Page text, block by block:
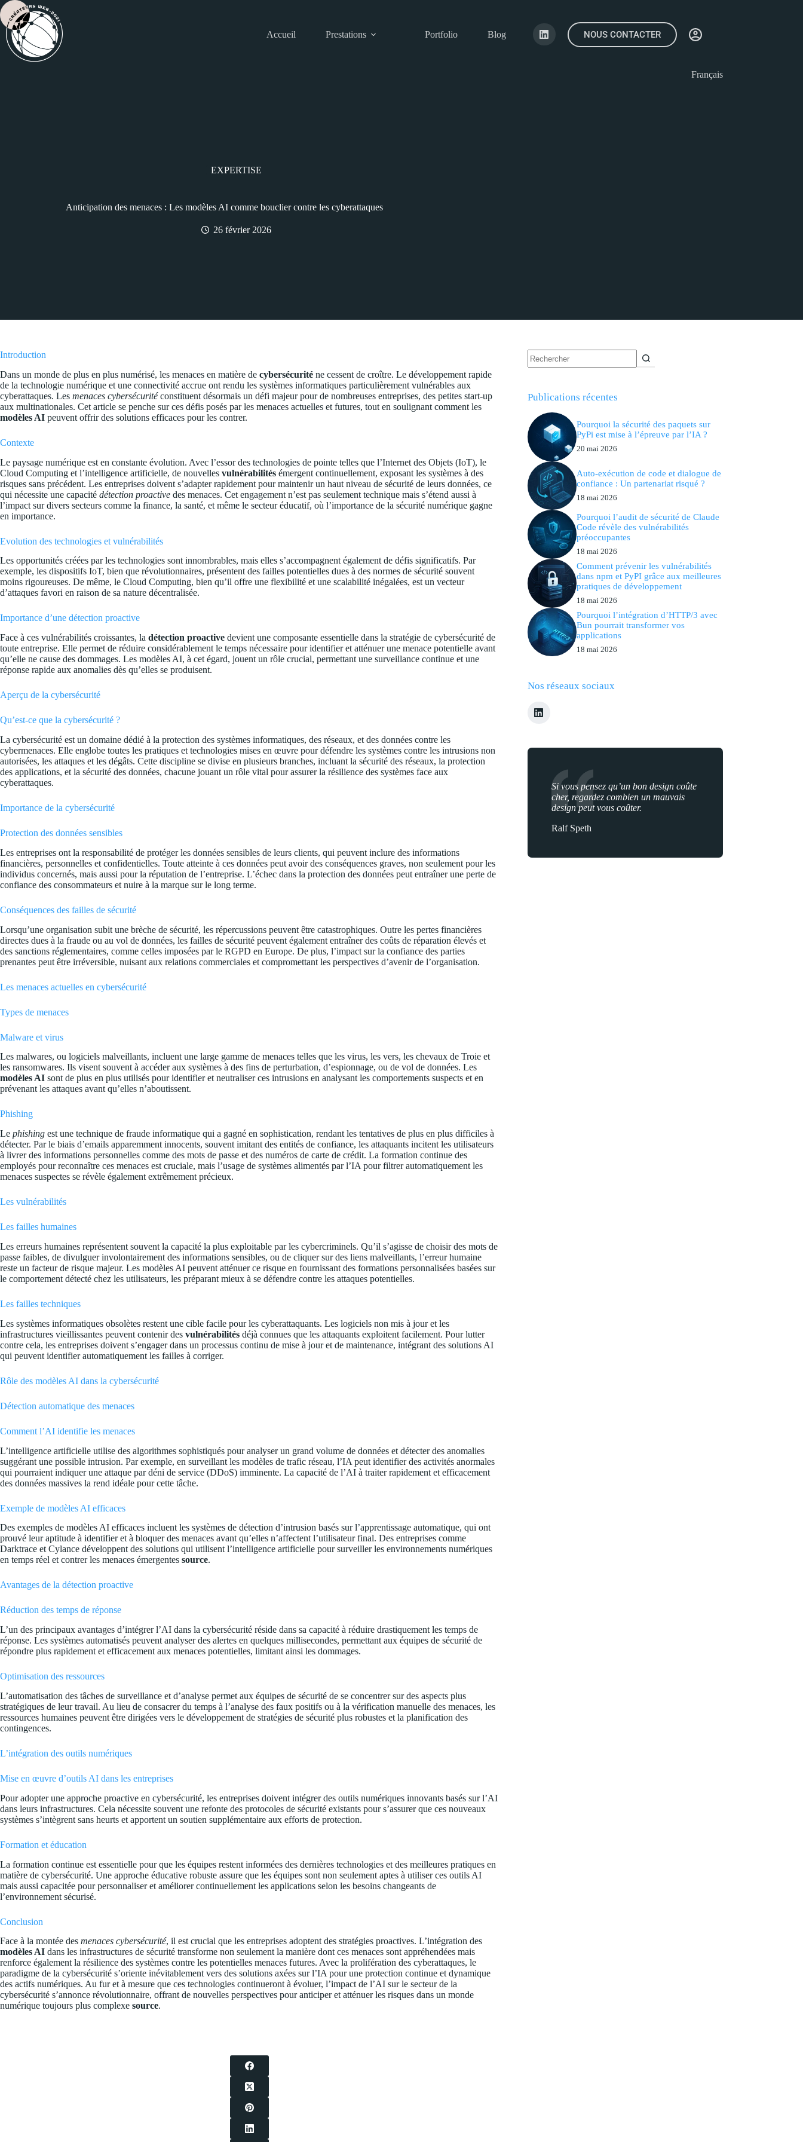
Accueil Prestations Portfolio Blog NOUS CONTACTER
Français
EXPERTISE
Anticipation des menaces : Les modèles AI comme bouclier contre les cyberattaques
26 février 2026
Introduction
Dans un monde de plus en plus numérisé, les menaces en matière de cybersécurité ne cessent de croître. Le développement rapide
de la technologie numérique et une connectivité accrue ont rendu les systèmes informatiques particulièrement vulnérables aux
cyberattaques. Les menaces cybersécuritéconstituent désormais un défi majeur pour de nombreuses entreprises, des petites start-up
aux multinationales. Cet article se penche sur ces défis posés par les menaces actuelles et futures, tout en soulignant comment les
modèles AI peuvent offrir des solutions efficaces pour les contrer.
Contexte
Le paysage numérique est en constante évolution. Avec l’essor des technologies de pointe telles que l’Internet des Objets (IoT), le
Cloud Computing et l’intelligence artificielle, de nouvelles vulnérabilités émergent continuellement, exposant les systèmes à des
risques sans précédent. Les entreprises doivent s’adapter rapidement pour maintenir un haut niveau de sécurité de leurs données, ce
qui nécessite une capacité détection proactive des menaces. Cet engagement n’est pas seulement technique mais s’étend aussi à
l’impact sur divers secteurs comme la finance, la santé, et même le secteur éducatif, où l’importance de la sécurité numérique gagne
en importance.
Evolution des technologies et vulnérabilités
Les opportunités créées par les technologies sont innombrables, mais elles s’accompagnent également de défis significatifs. Par
exemple, les dispositifs IoT, bien que révolutionnaires, présentent des failles potentielles dues à des normes de sécurité souvent
moins rigoureuses. De même, le Cloud Computing, bien qu’il offre une flexibilité et une scalabilité inégalées, est un vecteur
d’attaques favori en raison de sa nature décentralisée.
Importance d’une détection proactive
Face à ces vulnérabilités croissantes, la détection proactive devient une composante essentielle dans la stratégie de cybersécurité de
toute entreprise. Elle permet de réduire considérablement le temps nécessaire pour identifier et atténuer une menace potentielle avant
qu’elle ne cause des dommages. Les modèles AI, à cet égard, jouent un rôle crucial, permettant une surveillance continue et une
réponse rapide aux anomalies dès qu’elles se produisent.
Aperçu de la cybersécurité
Qu’est-ce que la cybersécurité ?
La cybersécurité est un domaine dédié à la protection des systèmes informatiques, des réseaux, et des données contre les
cybermenaces. Elle englobe toutes les pratiques et technologies mises en œuvre pour défendre les systèmes contre les intrusions non
autorisées, les attaques et les dégâts. Cette discipline se divise en plusieurs branches, incluant la sécurité des réseaux, la protection
des applications, et la sécurité des données, chacune jouant un rôle vital pour assurer la résilience des systèmes face aux
cyberattaques.
Importance de la cybersécurité
Protection des données sensibles
Les entreprises ont la responsabilité de protéger les données sensibles de leurs clients, qui peuvent inclure des informations
financières, personnelles et confidentielles. Toute atteinte à ces données peut avoir des conséquences graves, non seulement pour les
individus concernés, mais aussi pour la réputation de l’entreprise. L’échec dans la protection des données peut entraîner une perte de
confiance des consommateurs et nuire à la marque sur le long terme.
Conséquences des failles de sécurité
Lorsqu’une organisation subit une brèche de sécurité, les répercussions peuvent être catastrophiques. Outre les pertes financières
directes dues à la fraude ou au vol de données, les failles de sécurité peuvent également entraîner des coûts de réparation élevés et
des sanctions réglementaires, comme celles imposées par le RGPD en Europe. De plus, l’impact sur la confiance des parties
prenantes peut être irréversible, nuisant aux relations commerciales et compromettant les perspectives d’avenir de l’organisation.
Les menaces actuelles en cybersécurité
Types de menaces
Malware et virus
Les malwares, ou logiciels malveillants, incluent une large gamme de menaces telles que les virus, les vers, les chevaux de Troie et
les ransomwares. Ils visent souvent à accéder aux systèmes à des fins de perturbation, d’espionnage, ou de vol de données. Les
modèles AI sont de plus en plus utilisés pour identifier et neutraliser ces intrusions en analysant les comportements suspects et en
prévenant les attaques avant qu’elles n’aboutissent.
Phishing
Le phishing est une technique de fraude informatique qui a gagné en sophistication, rendant les tentatives de plus en plus difficiles à
détecter. Par le biais d’emails apparemment innocents, souvent imitant des entités de confiance, les attaquants incitent les utilisateurs
à livrer des informations personnelles comme des mots de passe et des numéros de carte de crédit. La formation continue des
employés pour reconnaître ces menaces est cruciale, mais l’usage de systèmes alimentés par l’IA pour filtrer automatiquement les
menaces suspectes se révèle également extrêmement précieux.
Les vulnérabilités
Les failles humaines
Les erreurs humaines représentent souvent la capacité la plus exploitable par les cybercriminels. Qu’il s’agisse de choisir des mots de
passe faibles, de divulguer involontairement des informations sensibles, ou de cliquer sur des liens malveillants, l’erreur humaine
reste un facteur de risque majeur. Les modèles AI peuvent atténuer ce risque en fournissant des formations personnalisées basées sur
le comportement détecté chez les utilisateurs, les préparant mieux à se défendre contre les attaques potentielles.
Les failles techniques
Les systèmes informatiques obsolètes restent une cible facile pour les cyberattaquants. Les logiciels non mis à jour et les
infrastructures vieillissantes peuvent contenir des vulnérabilités déjà connues que les attaquants exploitent facilement. Pour lutter
contre cela, les entreprises doivent s’engager dans un processus continu de mise à jour et de maintenance, intégrant des solutions AI
qui peuvent identifier automatiquement les failles à corriger.
Rôle des modèles AI dans la cybersécurité
Détection automatique des menaces
Comment l’AI identifie les menaces
L’intelligence artificielle utilise des algorithmes sophistiqués pour analyser un grand volume de données et détecter des anomalies
suggérant une possible intrusion. Par exemple, en surveillant les modèles de trafic réseau, l’IA peut identifier des activités anormales
qui pourraient indiquer une attaque par déni de service (DDoS) imminente. La capacité de l’AI à traiter rapidement et efficacement
des données massives la rend idéale pour cette tâche.
Exemple de modèles AI efficaces
Des exemples de modèles AI efficaces incluent les systèmes de détection d’intrusion basés sur l’apprentissage automatique, qui ont
prouvé leur aptitude à identifier et à bloquer des menaces avant qu’elles n’affectent l’utilisateur final. Des entreprises comme
Darktrace et Cylance développent des solutions qui utilisent l’intelligence artificielle pour surveiller les environnements numériques
en temps réel et contrer les menaces émergentes source.
Avantages de la détection proactive
Réduction des temps de réponse
L’un des principaux avantages d’intégrer l’AI dans la cybersécurité réside dans sa capacité à réduire drastiquement les temps de
réponse. Les systèmes automatisés peuvent analyser des alertes en quelques millisecondes, permettant aux équipes de sécurité de
répondre plus rapidement et efficacement aux menaces potentielles, limitant ainsi les dommages.
Optimisation des ressources
L’automatisation des tâches de surveillance et d’analyse permet aux équipes de sécurité de se concentrer sur des aspects plus
stratégiques de leur travail. Au lieu de consacrer du temps à l’analyse des faux positifs ou à la vérification manuelle des menaces, les
ressources humaines peuvent être dirigées vers le développement de stratégies de sécurité plus robustes et la planification des
contingences.
L’intégration des outils numériques
Mise en œuvre d’outils AI dans les entreprises
Pour adopter une approche proactive en cybersécurité, les entreprises doivent intégrer des outils numériques innovants basés sur l’AI
dans leurs infrastructures. Cela nécessite souvent une refonte des protocoles de sécurité existants pour s’assurer que ces nouveaux
systèmes s’intègrent sans heurts et apportent un soutien supplémentaire aux efforts de protection.
Formation et éducation
La formation continue est essentielle pour que les équipes restent informées des dernières technologies et des meilleures pratiques en
matière de cybersécurité. Une approche éducative robuste assure que les équipes sont non seulement aptes à utiliser ces outils AI
mais aussi capacitée pour personnaliser et améliorer continuellement les applications selon les besoins changeants de
l’environnement sécurisé.
Conclusion
Face à la montée des menaces cybersécurité, il est crucial que les entreprises adoptent des stratégies proactives. L’intégration des
modèles AI dans les infrastructures de sécurité transforme non seulement la manière dont ces menaces sont appréhendées mais
renforce également la résilience des systèmes contre les potentielles menaces futures. Avec la prolifération des cyberattaques, le
paradigme de la cybersécurité s’oriente inévitablement vers des solutions axées sur l’IA pour une protection continue et dynamique
des actifs numériques. Au fur et à mesure que ces technologies continueront à évoluer, l’impact de l’AI sur le secteur de la
cybersécurité s’annonce révolutionnaire, offrant de nouvelles perspectives pour anticiper et atténuer les risques dans un monde
numérique toujours plus complexe source.
Publications récentes
Pourquoi la sécurité des paquets sur
PyPi est mise à l’épreuve par l’IA ?
20 mai 2026
Auto-exécution de code et dialogue de
confiance : Un partenariat risqué ?
18 mai 2026
Pourquoi l’audit de sécurité de Claude
Code révèle des vulnérabilités
préoccupantes
18 mai 2026
Comment prévenir les vulnérabilités
dans npm et PyPI grâce aux meilleures
pratiques de développement
18 mai 2026
Pourquoi l’intégration d’HTTP/3 avec
Bun pourrait transformer vos
applications
18 mai 2026
Nos réseaux sociaux
Si vous pensez qu’un bon design coûte
cher, regardez combien un mauvais
design peut vous coûter.
Ralf Speth